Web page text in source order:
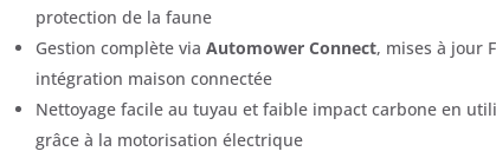
protection de la faune
Gestion complète via Automower Connect, mises à jour
intégration maison connectée
Nettoyage facile au tuyau et faible impact carbone en
grâce à la motorisation électrique